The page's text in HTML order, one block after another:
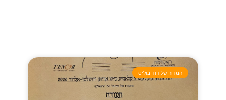
המדור של דוד בוליס